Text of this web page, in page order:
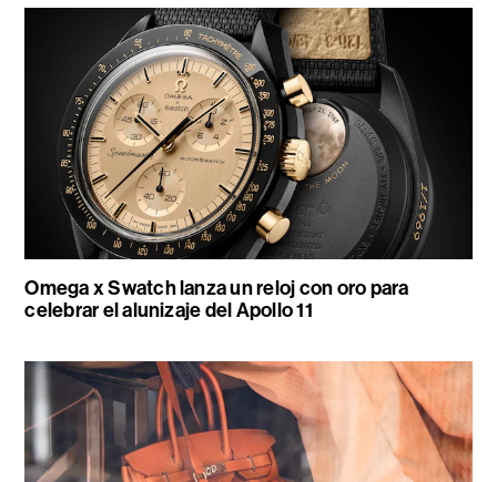
Omega x Swatch lanza un reloj con oro para
celebrar el alunizaje del Apollo 11